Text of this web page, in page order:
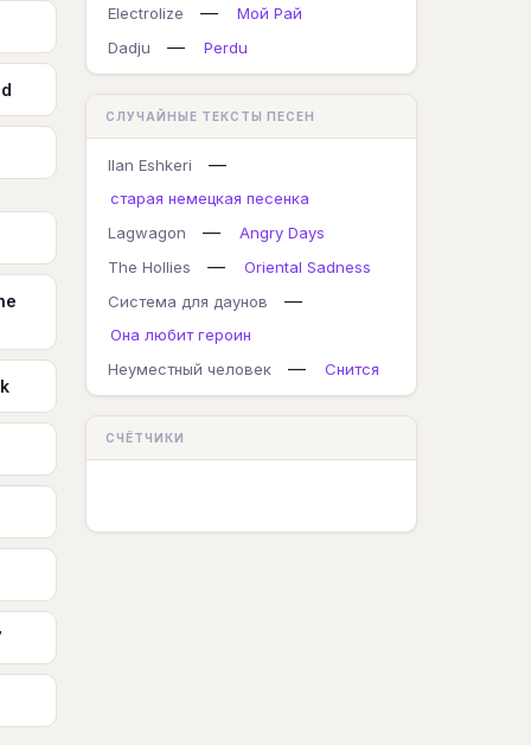
Electrolize
—
Мой Рай
Dadju
— Perdu
СЛУЧАЙНЫЕ ТЕКСТЫ ПЕСЕН
Ilan Eshkeri —
cтарая немецкая песенка
Lagwagon
—
Angry Days
The Hollies
—
Oriental Sadness
Система для даунов
—
Она любит героин
Неуместный человек
— Снится
СЧЁТЧИКИ